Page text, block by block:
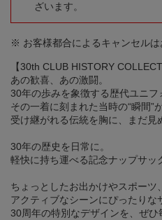
ざいます。
※ お客様都合によるキャンセルは
【30th CLUB HISTORY
あの歓喜、あの激闘。
30年の歩みを象徴する歴代ユニフ
その一着に刻まれた当時の“瞬間”
受け継がれる伝統を胸に、まだ見
30年の歴史を日常に。
軽快に持ち運べる記念ナップサッ
ちょっとしたお出かけやスポーツ
アクティブなシーンにぴったりな
30周年の特別なデザインを、ぜひ